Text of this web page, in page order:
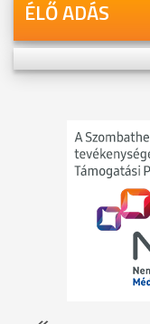
ÉLŐ ADÁS